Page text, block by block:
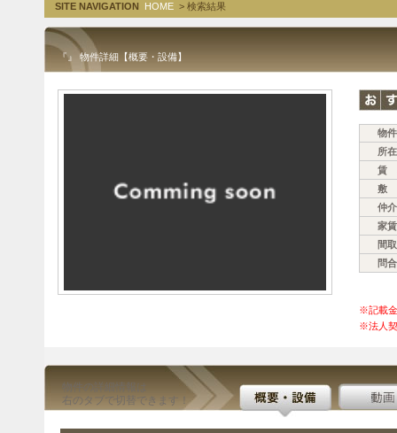
SITE NAVIGATION HOME > 検索結果
『』 物件詳細【概要・設備】
物
所
賃
敷
仲
家
間
問
※記載
※法人契
物件の詳細情報は
右のタブで切替できます！